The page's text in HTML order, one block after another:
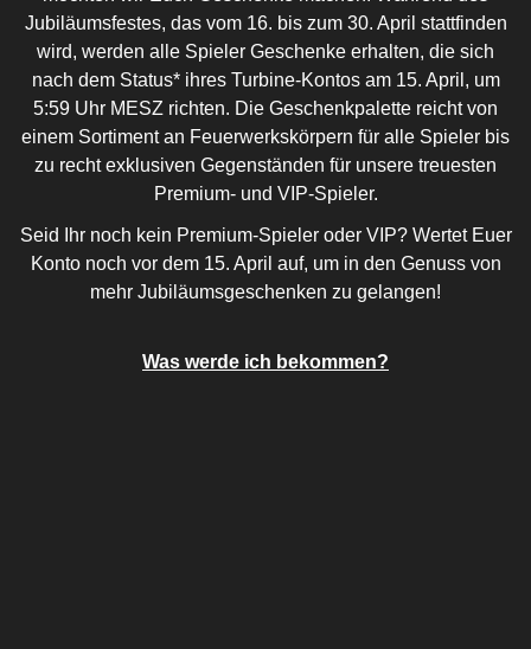
Jubiläumsfestes, das vom 16. bis zum 30. April stattfinden
wird, werden alle Spieler Geschenke erhalten, die sich
nach dem Status* ihres Turbine-Kontos am 15. April, um
5:59 Uhr MESZ richten. Die Geschenkpalette reicht von
einem Sortiment an Feuerwerkskörpern für alle Spieler bis
zu recht exklusiven Gegenständen für unsere treuesten
Premium- und VIP-Spieler.
Seid Ihr noch kein Premium-Spieler oder VIP? Wertet Euer
Konto noch vor dem 15. April auf, um in den Genuss von
mehr Jubiläumsgeschenken zu gelangen!
Was werde ich bekommen?